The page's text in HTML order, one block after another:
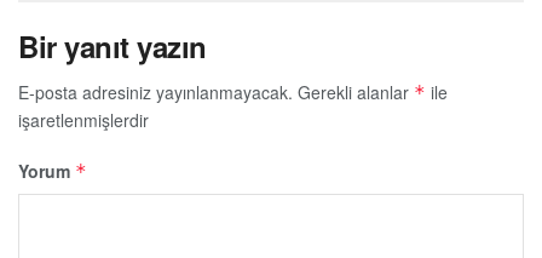
Bir yanıt yazın
E-posta adresiniz yayınlanmayacak. Gerekli alanlar * ile
işaretlenmişlerdir
Yorum *